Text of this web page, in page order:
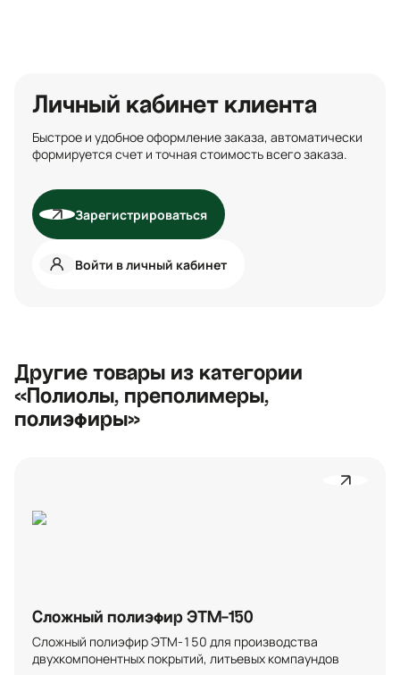
Личный кабинет клиента
Быстрое и удобное оформление заказа, автоматически
формируется счет и точная стоимость всего заказа.
Зарегистрироваться
Войти в личный кабинет
Другие товары из категории
«Полиолы, преполимеры,
полиэфиры»
Сложный полиэфир ЭТМ-150
Сложный полиэфир ЭТМ-150 для производства
двухкомпонентных покрытий, литьевых компаундов